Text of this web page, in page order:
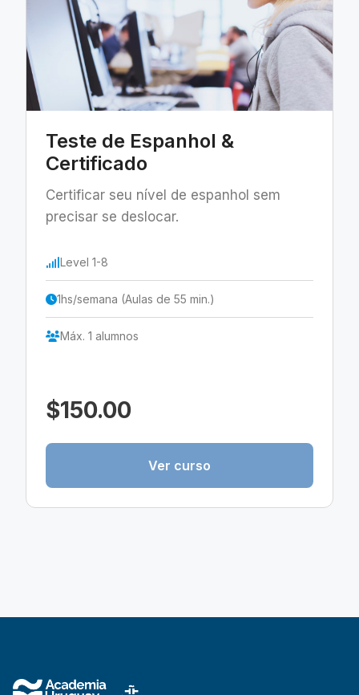
Teste de Espanhol &
Certificado
Certificar seu nível de espanhol sem
precisar se deslocar.
Level 1-8
1hs/semana (Aulas de 55 min.)
Máx. 1 alumnos
$150.00
Ver curso